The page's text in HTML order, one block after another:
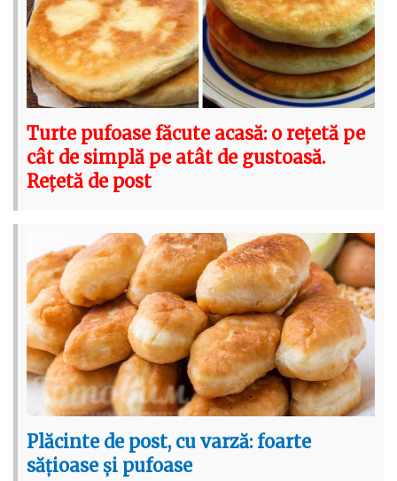
Turte pufoase făcute acasă: o rețetă pe
cât de simplă pe atât de gustoasă.
Rețetă de post
Plăcinte de post, cu varză: foarte
sățioase și pufoase